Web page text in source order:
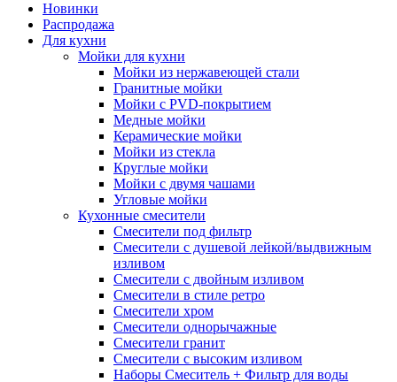
Новинки
Распродажа
Для кухни
Мойки для кухни
Мойки из нержавеющей стали
Гранитные мойки
Мойки с PVD-покрытием
Медные мойки
Керамические мойки
Мойки из стекла
Круглые мойки
Мойки с двумя чашами
Угловые мойки
Кухонные смесители
Смесители под фильтр
Смесители с душевой лейкой/выдвижным
изливом
Смесители с двойным изливом
Смесители в стиле ретро
Смесители хром
Смесители однорычажные
Смесители гранит
Смесители с высоким изливом
Наборы Смеситель + Фильтр для воды